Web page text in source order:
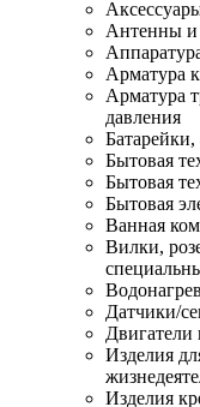
Антенны и
Арматура
Арматура
давления
Батарейки,
Бытовая
Бытовая
Бытовая
Ванная
Вилки,
Датчики/
Двигатели
Изделия
Изделия